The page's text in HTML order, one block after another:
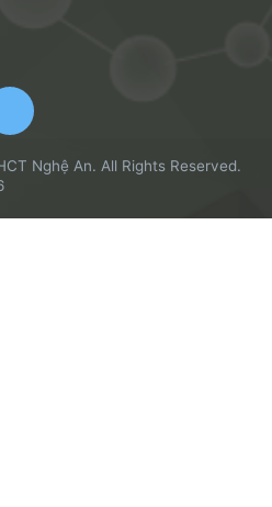
Nghệ An. All Rights Reserved.